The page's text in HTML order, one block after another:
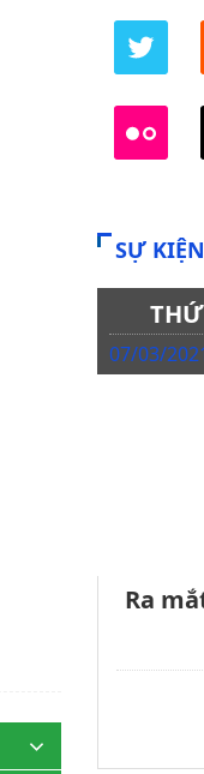
SỰ
07/03/
Ra